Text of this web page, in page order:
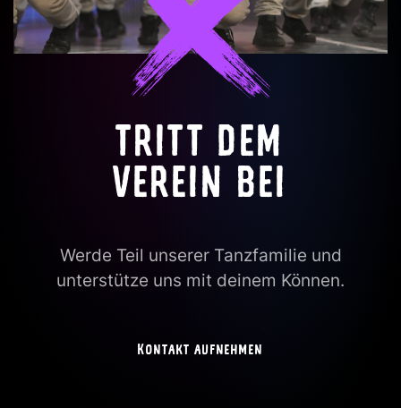
TRITT DEM
VEREIN BEI
Werde Teil unserer Tanzfamilie und
unterstütze uns mit deinem Können.
Kontakt aufnehmen